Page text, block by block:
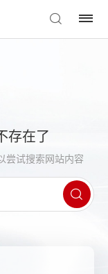
存在了
尝试搜索网站内容